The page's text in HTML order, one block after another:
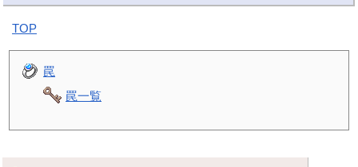
TOP
罠
罠一覧